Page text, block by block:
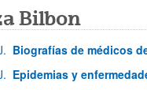
Bilbon
Biografías de médicos
Epidemias y